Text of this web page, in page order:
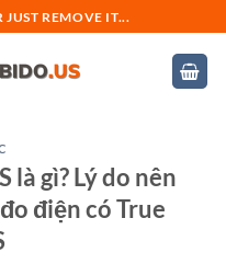
REMOVE IT...
là gì? Lý do nên
điện có True